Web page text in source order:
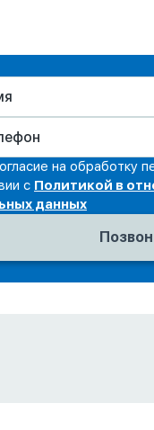
на обработку
с Политикой в
данных